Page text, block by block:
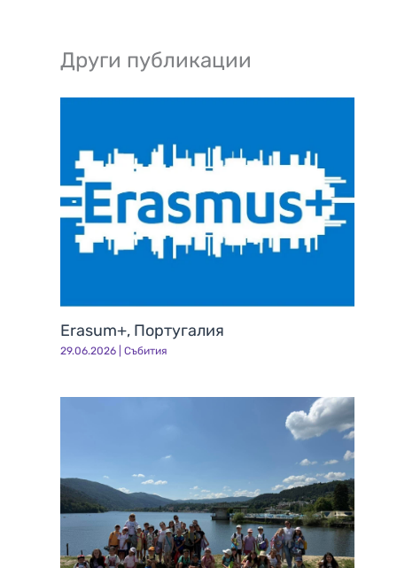
Други публикации
Erasum+, Португалия
29.06.2026 |Събития